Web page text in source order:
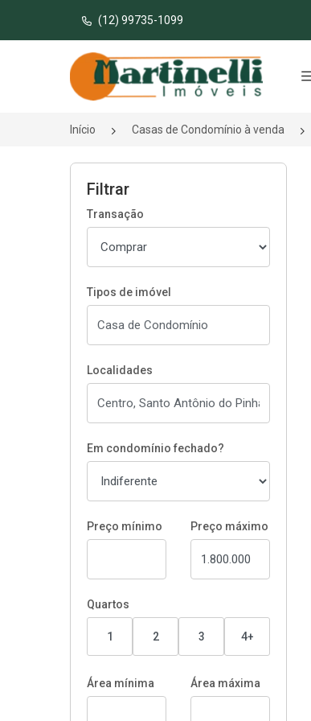
(12) 99735-1099
Página inicial
Início Casas de Condomínio à venda
Filtrar
Transação
Tipos de imóvel
Localidades
Em condomínio fechado?
Preço mínimo Preço máximo
Quartos
1 2 3 4+
Área mínima Área máxima